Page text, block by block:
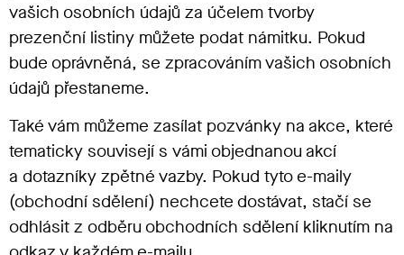
vašich osobních údajů za účelem tvorby
prezenční listiny můžete podat námitku. Pokud
bude oprávněná, se zpracováním vašich osobních
údajů přestaneme.
Také vám můžeme zasílat pozvánky na akce, které
tematicky souvisejí s vámi objednanou akcí
a dotazníky zpětné vazby. Pokud tyto e-maily
(obchodní sdělení) nechcete dostávat, stačí se
odhlásit z odběru obchodních sdělení kliknutím na